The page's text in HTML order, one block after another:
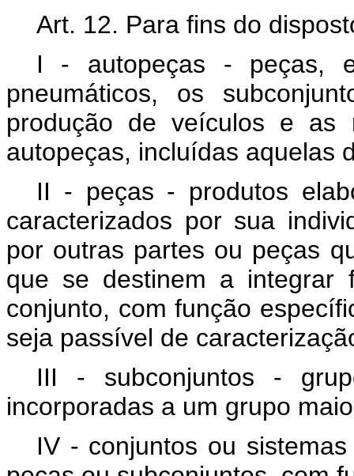
Art. 12. Para fins do
I - autopeças - peças,
pneumáticos, os
produção de veículos e as
autopeças, incluídas aquelas
II - peças - produtos
caracterizados por sua
por outras partes ou peças
que se destinem a integrar
conjunto, com função
seja passível de
III - subconjuntos -
incorporadas a um grupo
IV - conjuntos ou